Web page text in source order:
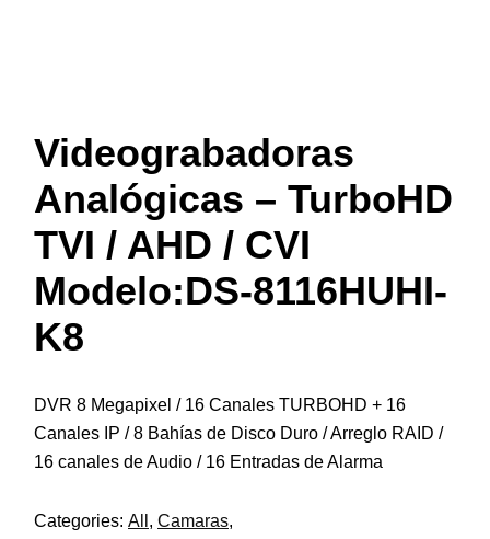
Videograbadoras
Analógicas – TurboHD
TVI / AHD / CVI
Modelo:DS-8116HUHI-
K8
DVR 8 Megapixel / 16 Canales TURBOHD + 16
Canales IP / 8 Bahías de Disco Duro / Arreglo RAID /
16 canales de Audio / 16 Entradas de Alarma
Categories: All , Camaras,